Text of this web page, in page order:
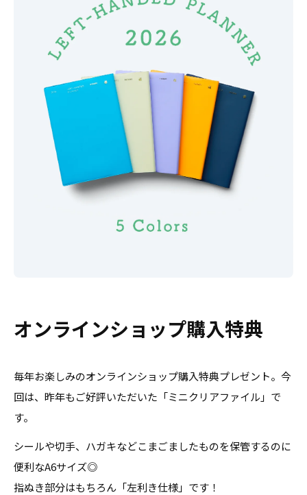
オンラインショップ購入特典
毎年お楽しみのオンラインショップ購入特典プレゼント。今
回は、昨年もご好評いただいた「ミニクリアファイル」で
す。
シールや切手、ハガキなどこまごましたものを保管するのに
便利なA6サイズ◎
指ぬき部分はもちろん「左利き仕様」です！